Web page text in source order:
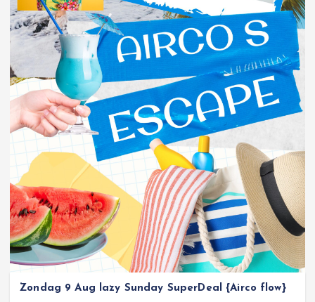
Zondag 9 Aug lazy Sunday SuperDeal {Airco flow}